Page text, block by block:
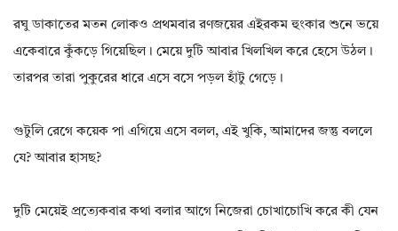
রঘু ডাকাতের মতন লোকও প্রথমবার রণজয়ের এইরকম হুংকার শুনে ভয়ে
একেবারে কুঁকড়ে গিয়েছিল। মেয়ে দুটি আবার খিলখিল করে হেসে উঠল।
তারপর তারা পুকুরের ধারে এসে বসে পড়ল হাঁটু গেড়ে।
গুটুলি রেগে কয়েক পা এগিয়ে এসে বলল, এই খুকি, আমাদের জন্তু বললে
যে? আবার হাসছ?
দুটি মেয়েই প্রত্যেকবার কথা বলার আগে নিজেরা চোখাচোখি করে কী যেন